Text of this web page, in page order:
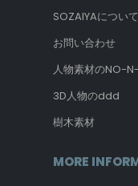
SOZAIYAについて
お問い合わせ
人物素材のNO-
3D人物のddd
樹木素材
MORE